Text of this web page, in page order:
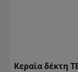
Κεραία δέκτη